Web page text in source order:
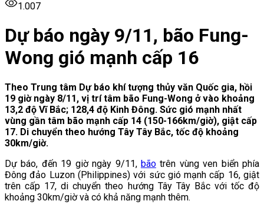
1.007
Dự báo ngày 9/11, bão Fung-
Wong gió mạnh cấp 16
Theo Trung tâm Dự báo khí tượng thủy văn Quốc gia, hồi
19 giờ ngày 8/11, vị trí tâm bão Fung-Wong ở vào khoảng
13,2 độ Vĩ Bắc; 128,4 độ Kinh Đông. Sức gió mạnh nhất
vùng gần tâm bão mạnh cấp 14 (150-166km/giờ), giật cấp
17. Di chuyển theo hướng Tây Tây Bắc, tốc độ khoảng
30km/giờ.
Dự báo, đến 19 giờ ngày 9/11, bãotrên vùng ven biển phía
Đông đảo Luzon (Philippines) với sức gió mạnh cấp 16, giật
trên cấp 17, di chuyển theo hướng Tây Tây Bắc với tốc độ
khoảng 30km/giờ và có khả năng mạnh thêm.